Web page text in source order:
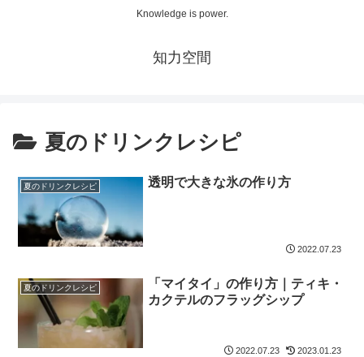
Knowledge is power.
知力空間
夏のドリンクレシピ
夏のドリンクレシピ 透明で大きな氷の作り方
2022.07.23
夏のドリンクレシピ
「マイタイ」の作り方｜ティキ・
カクテルのフラッグシップ
2022.07.23 2023.01.23